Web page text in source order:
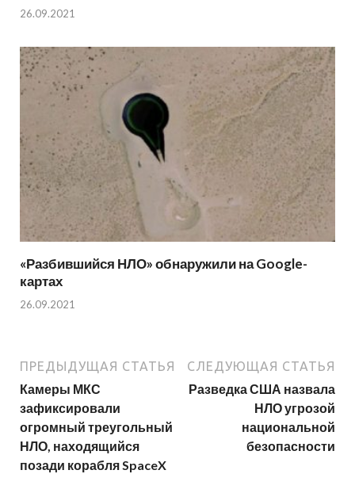
26.09.2021
«Разбившийся НЛО» обнаружили на Google-
картах
26.09.2021
ПРЕДЫДУЩАЯ СТАТЬЯ
Камеры МКС
зафиксировали
огромный треугольный
НЛО, находящийся
позади корабля SpaceX
СЛЕДУЮЩАЯ СТАТЬЯ
Разведка США назвала
НЛО угрозой
национальной
безопасности